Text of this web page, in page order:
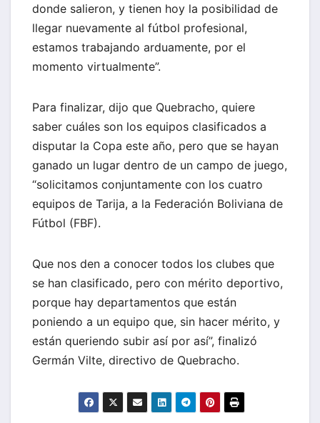
donde salieron, y tienen hoy la posibilidad de
llegar nuevamente al fútbol profesional,
estamos trabajando arduamente, por el
momento virtualmente”.
Para finalizar, dijo que Quebracho, quiere
saber cuáles son los equipos clasificados a
disputar la Copa este año, pero que se hayan
ganado un lugar dentro de un campo de juego,
“solicitamos conjuntamente con los cuatro
equipos de Tarija, a la Federación Boliviana de
Fútbol (FBF).
Que nos den a conocer todos los clubes que
se han clasificado, pero con mérito deportivo,
porque hay departamentos que están
poniendo a un equipo que, sin hacer mérito, y
están queriendo subir así por así”, finalizó
Germán Vilte, directivo de Quebracho.